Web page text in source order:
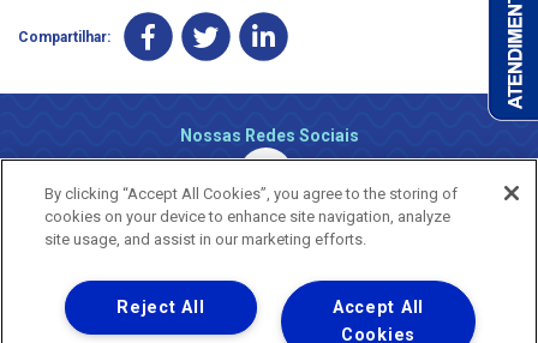
Compartilhar:
Nossas Redes Sociais
Uma empresa
Copyright ® 2026 - Todos os Direitos Reservados.
By clicking “Accept All Cookies”, you agree to the storing of
cookies on your device to enhance site navigation, analyze
site usage, and assist in our marketing efforts.
Accept All
Cookies
Reject All